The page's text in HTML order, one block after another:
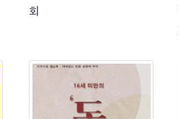
회